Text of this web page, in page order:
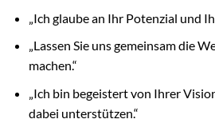
„Ich glaube an Ihr Potenzial und
„Lassen Sie uns gemeinsam die
machen.“
„Ich bin begeistert von Ihrer
dabei unterstützen.“